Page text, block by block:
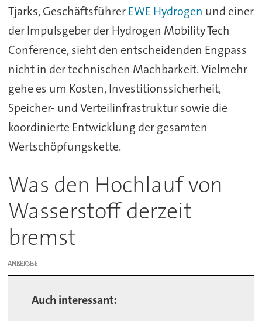
Tjarks, GeschäftsführerEWE Hydrogen und einer
der Impulsgeber der Hydrogen Mobility Tech
Conference, sieht den entscheidenden Engpass
nicht in der technischen Machbarkeit. Vielmehr
gehe es um Kosten, Investitionssicherheit,
Speicher- und Verteilinfrastruktur sowie die
koordinierte Entwicklung der gesamten
Wertschöpfungskette.
Was den Hochlauf von
Wasserstoff derzeit
bremst
ANZEIGE
Auch interessant: